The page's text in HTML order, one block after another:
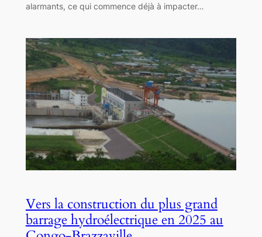
alarmants, ce qui commence déjà à impacter…
Vers la construction du plus grand
barrage hydroélectrique en 2025 au